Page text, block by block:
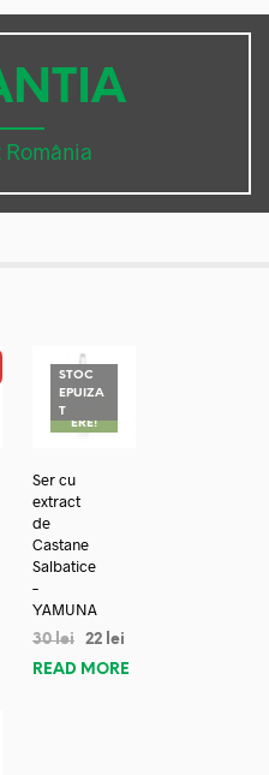
STOC
EPUIZA
TREDUC
ERE!
Ser cu
extract
de
Castane
Salbatice
–
YAMUNA
30lei 22 lei
READ MORE